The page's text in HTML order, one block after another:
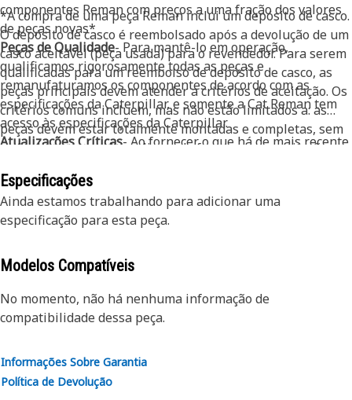
componentes Reman com preços a uma fração dos valores
de peças novas*
Peças de Qualidade- Para mantê-lo em operação,
qualificamos rigorosamente todas as peças e
remanufaturamos os componentes de acordo com as
especificações da Caterpillar, e somente a Cat Reman tem
acesso às especificações da Caterpillar.
Atualizações Críticas- Ao fornecer o que há de mais recente
os componentes Reman para incluir os aperfeiçoamentos
críticos de projeto
*A compra de uma peça Reman inclui um depósito de casco.
O depósito de casco é reembolsado após a devolução de um
casco aceitável (peça usada) para o revendedor. Para serem
qualificadas para um reembolso de depósito de casco, as
peças principais devem atender a critérios de aceitação. Os
critérios comuns incluem, mas não estão limitados a: as
peças devem estar totalmente montadas e completas, sem
rachaduras ou quebras, livres de ferrugem ou cavitação em
Número de Peça Cat aceitável. A aceitação de peça principal
para este produto em particular é mais complexa. Entre em
contato com o revendedor para obter detalhes completos.
Especificações
Ainda estamos trabalhando para adicionar uma
especificação para esta peça.
Modelos Compatíveis
No momento, não há nenhuma informação de
compatibilidade dessa peça.
Informações Sobre Garantia
Política de Devolução